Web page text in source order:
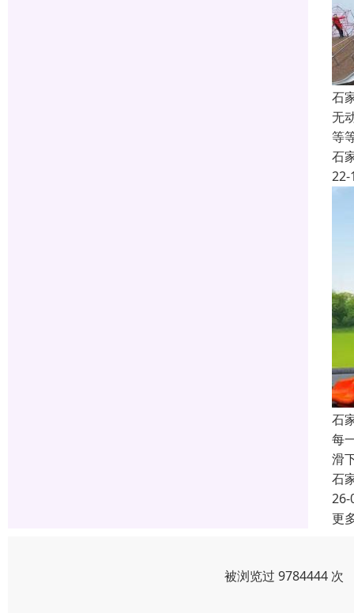
石
无
等
石
22-
石
每
滑
石
26-
更
被浏览过 9784444 次